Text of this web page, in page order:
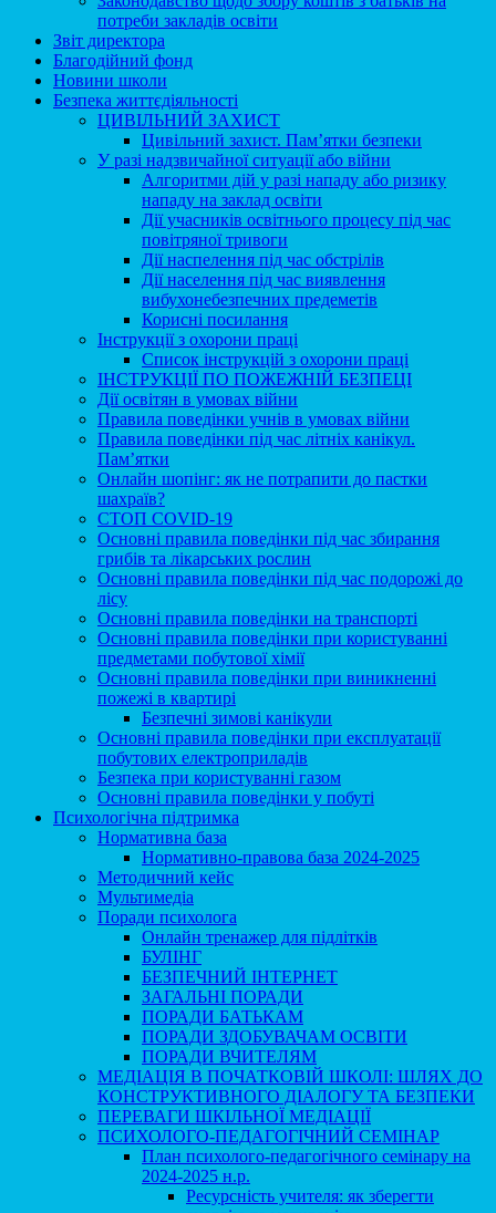
потреби закладів освіти
Звіт директора
Благодійний фонд
Новини школи
Безпека життєдіяльності
ЦИВІЛЬНИЙ ЗАХИСТ
Цивільний захист. Пам’ятки безпеки
У разі надзвичайної ситуації або війни
Алгоритми дій у разі нападу або ризику
нападу на заклад освіти
Дії учасників освітнього процесу під час
повітряної тривоги
Дії наспелення під час обстрілів
Дії населення під час виявлення
вибухонебезпечних предеметів
Корисні посилання
Інструкції з охорони праці
Список інструкцій з охорони праці
ІНСТРУКЦІЇ ПО ПОЖЕЖНІЙ БЕЗПЕЦІ
Дії освітян в умовах війни
Правила поведінки учнів в умовах війни
Правила поведінки під час літніх канікул.
Пам’ятки
Онлайн шопінг: як не потрапити до пастки
шахраїв?
СТОП COVID-19
Основні правила поведінки під час збирання
грибів та лікарських рослин
Основні правила поведінки під час подорожі до
лісу
Основні правила поведінки на транспорті
Основні правила поведінки при користуванні
предметами побутової хімії
Основні правила поведінки при виникненні
пожежі в квартирі
Безпечні зимові канікули
Основні правила поведінки при експлуатації
побутових електроприладів
Безпека при користуваннi газом
Основні правила поведінки у побуті
Психологічна підтримка
Нормативна база
Нормативно-правова база 2024-2025
Методичний кейс
Мультимедіа
Поради психолога
Онлайн тренажер для підлітків
БУЛІНГ
БЕЗПЕЧНИЙ ІНТЕРНЕТ
ЗАГАЛЬНІ ПОРАДИ
ПОРАДИ БАТЬКАМ
ПОРАДИ ЗДОБУВАЧАМ ОСВІТИ
ПОРАДИ ВЧИТЕЛЯМ
МЕДІАЦІЯ В ПОЧАТКОВІЙ ШКОЛІ: ШЛЯХ ДО
КОНСТРУКТИВНОГО ДІАЛОГУ ТА БЕЗПЕКИ
ПЕРЕВАГИ ШКІЛЬНОЇ МЕДІАЦІЇ
ПСИХОЛОГО-ПЕДАГОГІЧНИЙ СЕМІНАР
План психолого-педагогічного семінару на
2024-2025 н.р.
Ресурсність учителя: як зберегти